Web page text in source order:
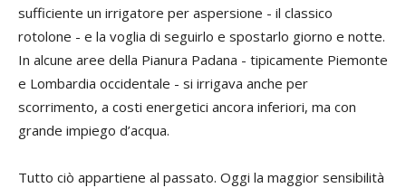
sufficiente un irrigatore per aspersione - il classico
rotolone - e la voglia di seguirlo e spostarlo giorno e notte.
In alcune aree della Pianura Padana - tipicamente Piemonte
e Lombardia occidentale - si irrigava anche per
scorrimento, a costi energetici ancora inferiori, ma con
grande impiego d’acqua.
Tutto ciò appartiene al passato. Oggi la maggior sensibilità